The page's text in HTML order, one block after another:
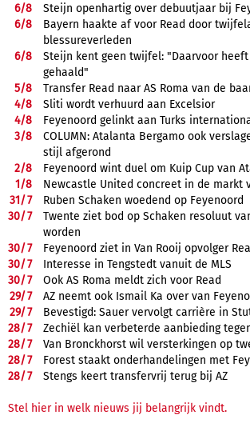
6/8
Steijn openhartig over debuutjaar bij
6/8
Bayern haakte af voor Read door
blessureverleden
6/8
Steijn kent geen twijfel: "Daarvoor heeft
gehaald"
5/8
Transfer Read naar AS Roma van de
4/8
Sliti wordt verhuurd aan Excelsior
4/8
Feyenoord gelinkt aan Turks
3/8
COLUMN: Atalanta Bergamo ook
stijl afgerond
2/8
Feyenoord wint duel om Kuip Cup van
1/8
Newcastle United concreet in de markt
31/7
Ruben Schaken woedend op Feyenoord
30/7
Twente ziet bod op Schaken resoluut
worden
30/7
Feyenoord ziet in Van Rooij opvolger
30/7
Interesse in Tengstedt vanuit de MLS
30/7
Ook AS Roma meldt zich voor Read
29/7
AZ neemt ook Ismail Ka over van
29/7
Bevestigd: Sauer vervolgt carrière in
28/7
Zechiël kan verbeterde aanbieding
28/7
Van Bronckhorst wil versterkingen op
28/7
Forest staakt onderhandelingen met
28/7 Stengs keert transfervrij terug bij AZ
Stel hier in welk nieuws jij belangrijk vindt.